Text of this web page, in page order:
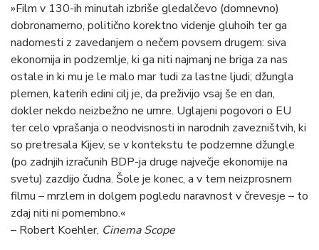
»Film v 130-ih minutah izbriše gledalčevo (domnevno)
dobronamerno, politično korektno videnje gluhoih ter ga
nadomesti z zavedanjem o nečem povsem drugem: siva
ekonomija in podzemlje, ki ga niti najmanj ne briga za nas
ostale in ki mu je le malo mar tudi za lastne ljudi; džungla
plemen, katerih edini cilj je, da preživijo vsaj še en dan,
dokler nekdo neizbežno ne umre. Uglajeni pogovori o EU
ter celo vprašanja o neodvisnosti in narodnih zavezništvih, ki
so pretresala Kijev, se v kontekstu te podzemne džungle
(po zadnjih izračunih BDP-ja druge največje ekonomije na
svetu) zazdijo čudna. Šole je konec, a v tem neizprosnem
filmu – mrzlem in dolgem pogledu naravnost v črevesje – to
zdaj niti ni pomembno.«
– Robert Koehler, Cinema Scope